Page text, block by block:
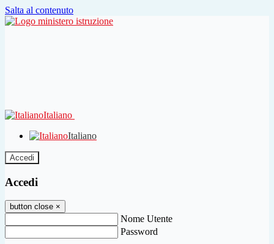
Salta al contenuto
Italiano
Italiano
Accedi
Accedi
button close ×
Nome Utente
Password